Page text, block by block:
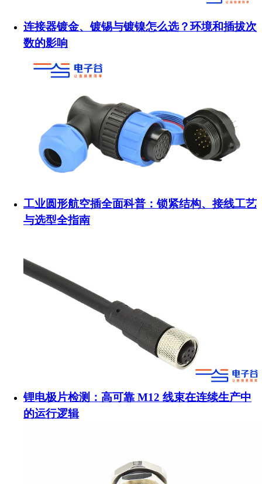
连接器镀金、镀锡与镀镍怎么选？环境和插拔次
数的影响
工业圆形航空插全面科普：锁紧结构、接线工艺
与选型全指南
锂电极片检测：高可靠 M12 线束在连续生产中
的运行逻辑